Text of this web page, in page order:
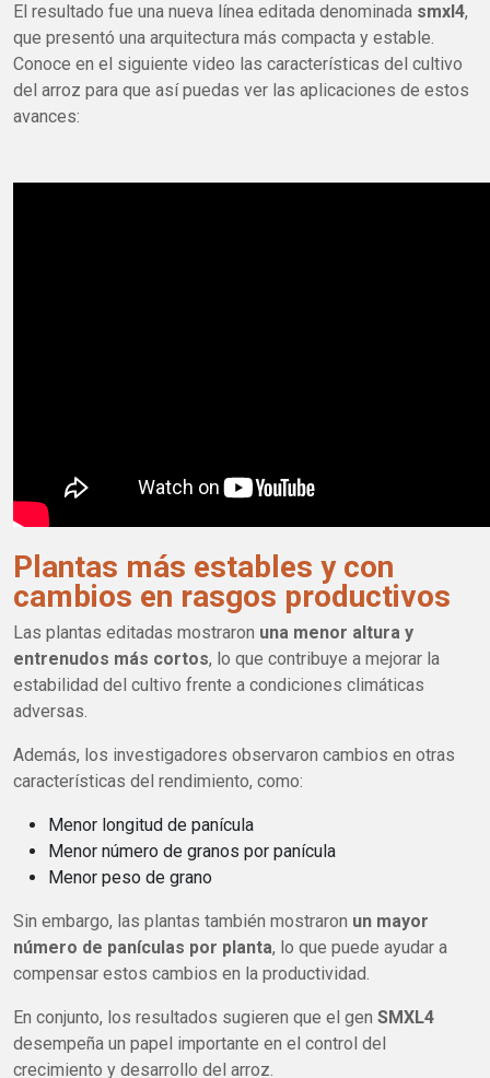
El resultado fue una nueva línea editada denominada smxl4,
que presentó una arquitectura más compacta y estable.
Conoce en el siguiente video las características del cultivo
del arroz para que así puedas ver las aplicaciones de estos
avances:
Plantas más estables y con
cambios en rasgos productivos
Las plantas editadas mostraron una menor altura y
entrenudos más cortos, lo que contribuye a mejorar la
estabilidad del cultivo frente a condiciones climáticas
adversas.
Además, los investigadores observaron cambios en otras
características del rendimiento, como:
Menor longitud de panícula
Menor número de granos por panícula
Menor peso de grano
Sin embargo, las plantas también mostraron un mayor
número de panículas por planta, lo que puede ayudar a
compensar estos cambios en la productividad.
En conjunto, los resultados sugieren que el gen SMXL4
desempeña un papel importante en el control del
crecimiento y desarrollo del arroz.